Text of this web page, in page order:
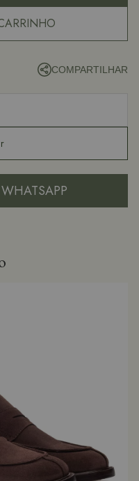
COMPARTILHAR